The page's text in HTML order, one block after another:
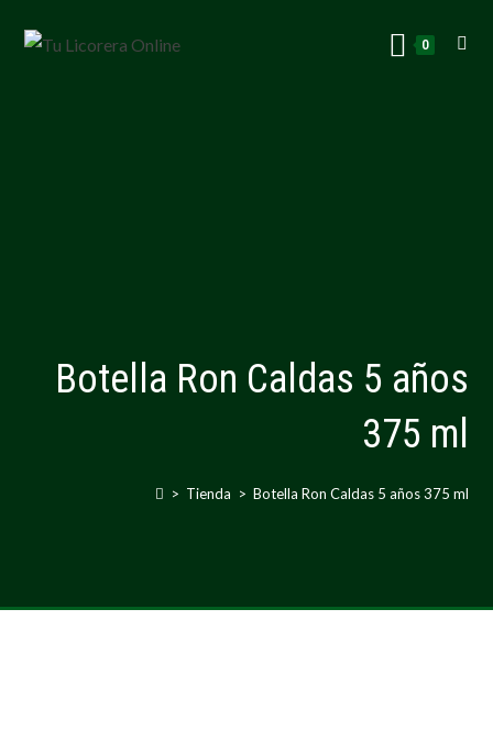
0
Botella Ron Caldas 5 años
375 ml
> Tienda > Botella Ron Caldas 5 años 375 ml